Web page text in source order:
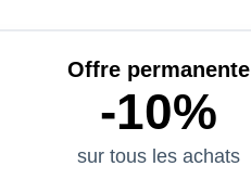
Offre permanente
-10%
sur tous les achats